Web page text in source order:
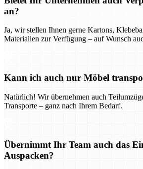
an?
Ja, wir stellen Ihnen gerne Kartons,
Materialien zur Verfügung – auf Wunsch
Kann ich auch nur Möbel
Natürlich! Wir übernehmen auch
Transporte – ganz nach Ihrem Bedarf.
Übernimmt Ihr Team auch das
Auspacken?